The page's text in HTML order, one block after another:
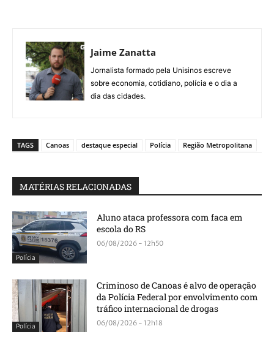
Jaime Zanatta
Jornalista formado pela Unisinos escreve
sobre economia, cotidiano, polícia e o dia a
dia das cidades.
TAGS Canoas destaque especial Polícia Região Metropolitana
MATÉRIAS RELACIONADAS
Polícia
Aluno ataca professora com faca em
escola do RS
06/08/2026 - 12h50
Polícia
Criminoso de Canoas é alvo de operação
da Polícia Federal por envolvimento com
tráfico internacional de drogas
06/08/2026 - 12h18